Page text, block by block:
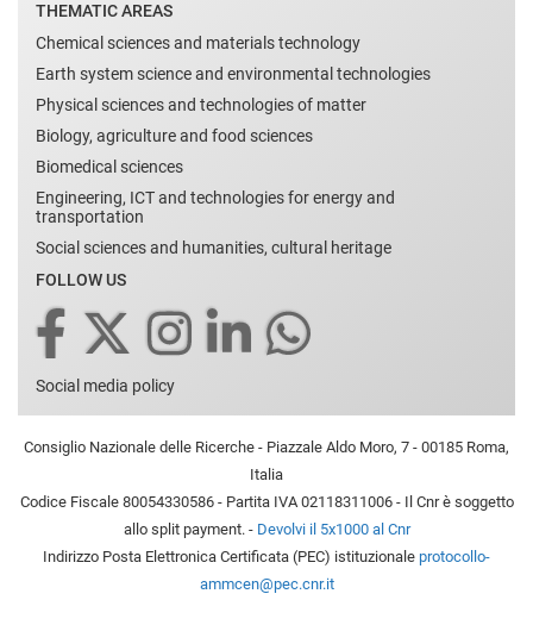
THEMATIC AREAS
Chemical sciences and materials technology
Earth system science and environmental technologies
Physical sciences and technologies of matter
Biology, agriculture and food sciences
Biomedical sciences
Engineering, ICT and technologies for energy and
transportation
Social sciences and humanities, cultural heritage
FOLLOW US
Social media policy
Consiglio Nazionale delle Ricerche - Piazzale Aldo Moro, 7 - 00185 Roma,
Italia
Codice Fiscale 80054330586 - Partita IVA 02118311006 - Il Cnr è soggetto
allo split payment. - Devolvi il 5x1000 al Cnr
Indirizzo Posta Elettronica Certificata (PEC) istituzionale protocollo-
ammcen@pec.cnr.it